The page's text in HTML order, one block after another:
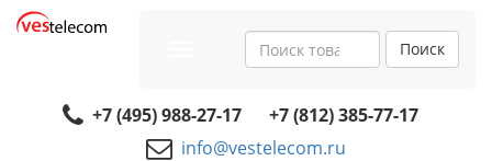
navigation
Поиск
+7 (495) 988-27-17
+7 (812) 385-77-17
info@vestelecom.ru